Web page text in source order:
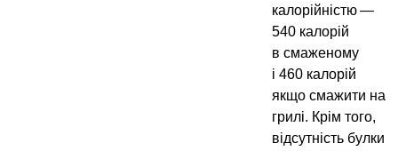
калорійністю —
540 калорій
в смаженому
і 460 калорій
якщо смажити на
грилі. Крім того,
відсутність булки